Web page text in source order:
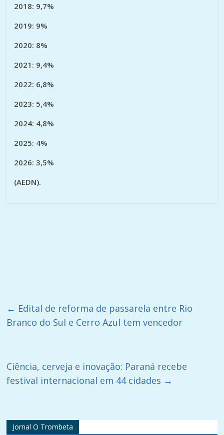
2018: 9,7%
2019: 9%
2020: 8%
2021: 9,4%
2022: 6,8%
2023: 5,4%
2024: 4,8%
2025: 4%
2026: 3,5%
(AEDN).
← Edital de reforma de passarela entre Rio
Branco do Sul e Cerro Azul tem vencedor
Ciência, cerveja e inovação: Paraná recebe
festival internacional em 44 cidades →
Jornal O Trombeta